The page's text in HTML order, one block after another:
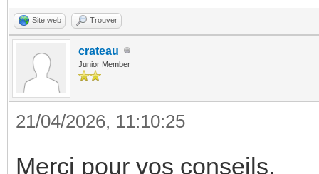
Site web Trouver
crateau
Junior Member
21/04/2026, 11:10:25
Merci pour vos conseils.